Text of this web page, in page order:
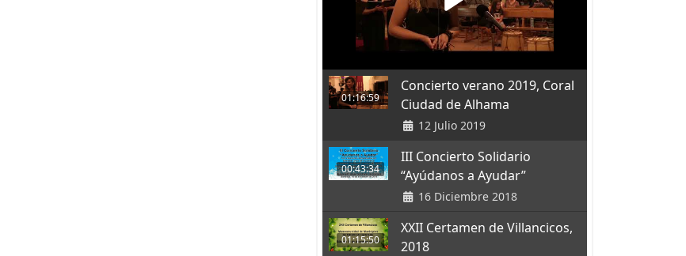
01:16:59
Concierto verano 2019, Coral
Ciudad de Alhama
12 Julio 2019
00:43:34
III Concierto Solidario
“Ayúdanos a Ayudar”
16 Diciembre 2018
01:15:50
XXII Certamen de Villancicos,
2018